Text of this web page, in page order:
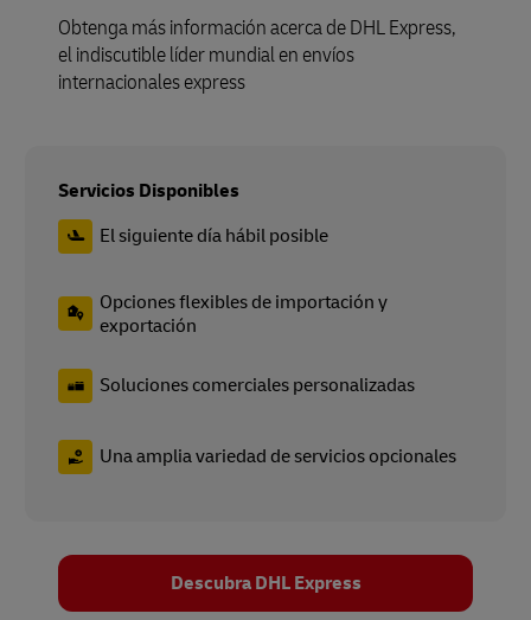
Obtenga más información acerca de DHL Express,
el indiscutible líder mundial en envíos
internacionales express
Servicios Disponibles
El siguiente día hábil posible
Opciones flexibles de importación y
exportación
Soluciones comerciales personalizadas
Una amplia variedad de servicios opcionales
Descubra DHL Express